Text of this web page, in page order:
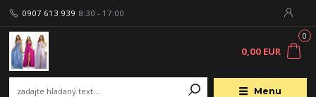
Menu
0907 613 939 8:30 - 17:00
0
0,00 EUR